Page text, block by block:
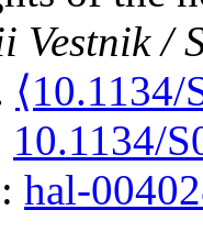
Vestnik /
⟨10.1134/
10.1134/
hal-